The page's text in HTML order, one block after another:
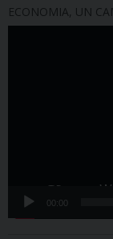
ECONOMIA, UN
00:00